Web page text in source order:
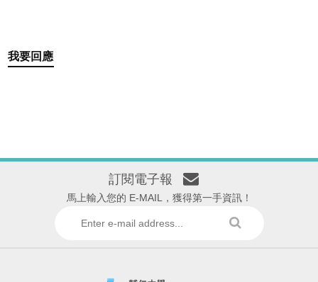
我要回應
訂閱電子報
馬上輸入您的 E-MAIL，獲得第一手資訊！